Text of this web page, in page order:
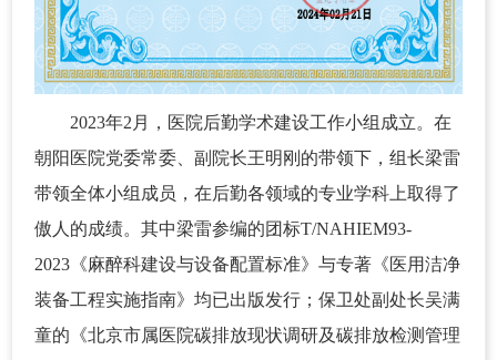
2023年2月，医院后勤学术建设工作小组成立。在
朝阳医院党委常委、副院长王明刚的带领下，组长梁雷
带领全体小组成员，在后勤各领域的专业学科上取得了
傲人的成绩。其中梁雷参编的团标T/NAHIEM93-
2023《麻醉科建设与设备配置标准》与专著《医用洁净
装备工程实施指南》均已出版发行；保卫处副处长吴满
童的《北京市属医院碳排放现状调研及碳排放检测管理